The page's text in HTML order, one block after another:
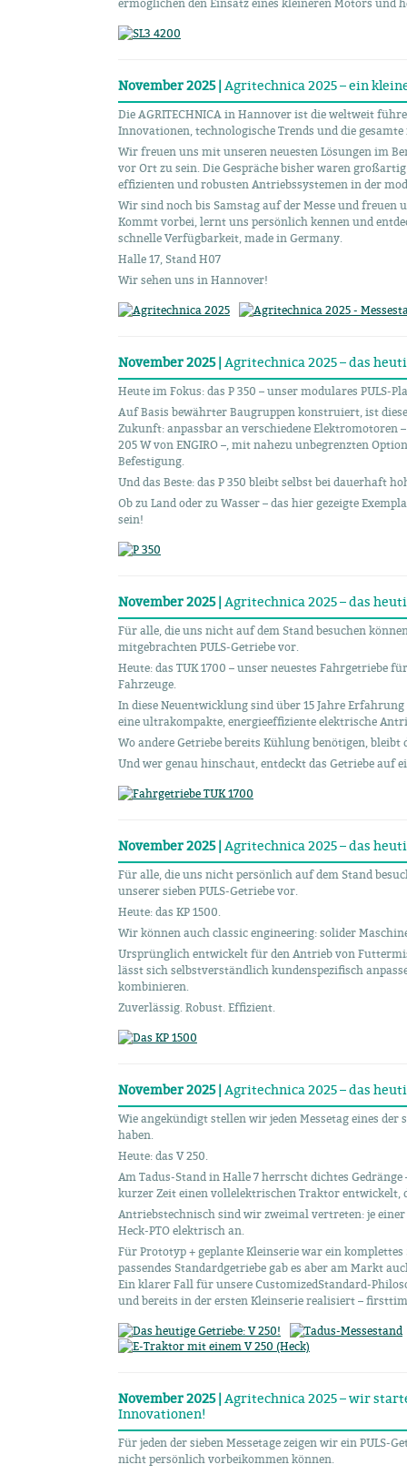
ermöglichen den Einsatz eines kleineren Motors und
November 2025 | Agritechnica 2025 – ein
Die AGRITECHNICA in Hannover ist die weltweit
Innovationen, technologische Trends und die
Wir freuen uns mit unseren neuesten Lösungen im
vor Ort zu sein. Die Gespräche bisher waren
effizienten und robusten Antriebssystemen in der
Wir sind noch bis Samstag auf der Messe und freuen
Kommt vorbei, lernt uns persönlich kennen und
schnelle Verfügbarkeit, made in Germany.
Halle 17, Stand H07
Wir sehen uns in Hannover!
November 2025 | Agritechnica 2025 – das
Heute im Fokus: das P 350 – unser modulares PULS-
Auf Basis bewährter Baugruppen konstruiert, ist
Zukunft: anpassbar an verschiedene Elektromotoren
205 W von ENGIRO –, mit nahezu unbegrenzten
Befestigung.
Und das Beste: das P 350 bleibt selbst bei dauerhaft
Ob zu Land oder zu Wasser – das hier gezeigte
sein!
November 2025 | Agritechnica 2025 – das
Für alle, die uns nicht auf dem Stand besuchen
mitgebrachten PULS-Getriebe vor.
Heute: das TUK 1700 – unser neuestes Fahrgetriebe
Fahrzeuge.
In diese Neuentwicklung sind über 15 Jahre
eine ultrakompakte, energieeffiziente elektrische
Wo andere Getriebe bereits Kühlung benötigen, bleibt
Und wer genau hinschaut, entdeckt das Getriebe auf
November 2025 | Agritechnica 2025 – das
Für alle, die uns nicht persönlich auf dem Stand
unserer sieben PULS-Getriebe vor.
Heute: das KP 1500.
Wir können auch classic engineering: solider
Ursprünglich entwickelt für den Antrieb von
lässt sich selbstverständlich kundenspezifisch
kombinieren.
Zuverlässig. Robust. Effizient.
November 2025 | Agritechnica 2025 – das
Wie angekündigt stellen wir jeden Messetag eines
haben.
Heute: das V 250.
Am Tadus-Stand in Halle 7 herrscht dichtes
kurzer Zeit einen vollelektrischen Traktor
Antriebstechnisch sind wir zweimal vertreten: je
Heck-PTO elektrisch an.
Für Prototyp + geplante Kleinserie war ein
passendes Standardgetriebe gab es aber am Markt
Ein klarer Fall für unsere CustomizedStandard-
und bereits in der ersten Kleinserie realisiert –
November 2025 | Agritechnica 2025 – wir
Innovationen!
Für jeden der sieben Messetage zeigen wir ein PULS-
nicht persönlich vorbeikommen können.